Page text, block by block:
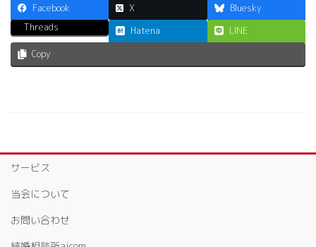
Facebook X
Bluesky
Threads
Hatena
LINE
Copy
サービス
当会について
お問い合わせ